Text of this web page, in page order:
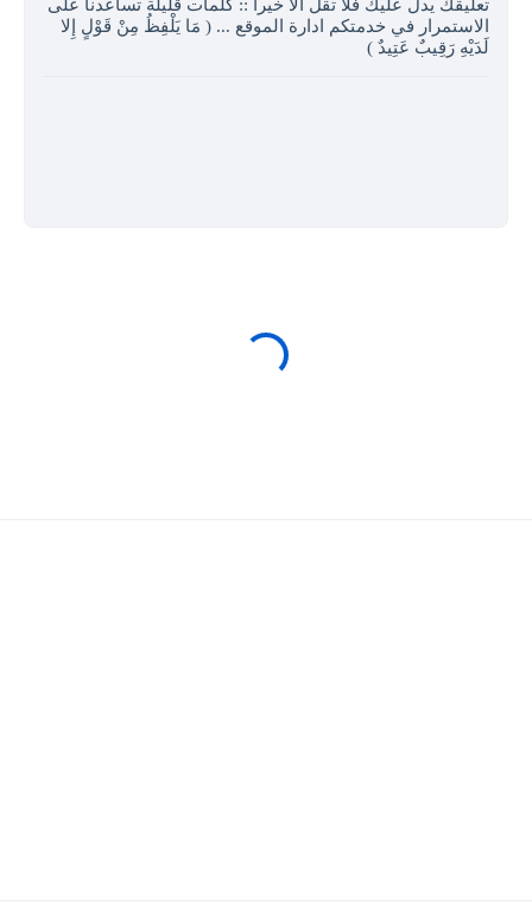
تعليقك يدل عليك فلا تقل الا خيرا :: كلمات قليلة تساعدنا على
الاستمرار في خدمتكم ادارة الموقع ... ( مَا يَلْفِظُ مِنْ قَوْلٍ إِلا
لَدَيْهِ رَقِيبٌ عَتِيدٌ )